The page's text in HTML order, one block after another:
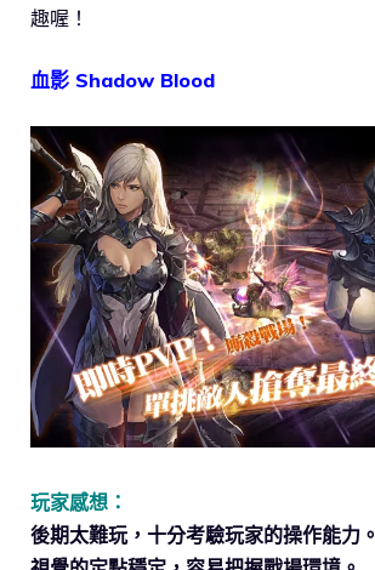
趣喔！
血影 Shadow Blood
玩家感想：
後期太難玩，十分考驗玩家的操作能力。